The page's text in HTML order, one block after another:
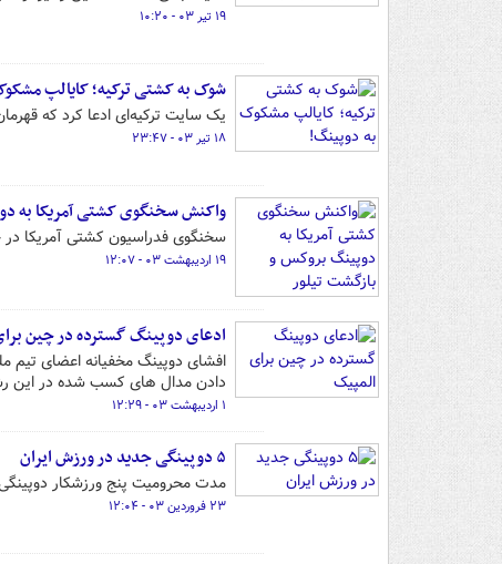
۱۹ تیر ۰۳ - ۱۰:۲۰
شوک به کشتی ترکیه؛ کایالپ
یک سایت ترکیه‌ای ادعا کرد که
۱۸ تیر ۰۳ - ۲۳:۴۷
واکنش سخنگوی کشتی آمریکا به
سخنگوی فدراسیون کشتی آمریکا در خصوص مثبت
۱۹ اردیبهشت ۰۳ - ۱۲:۰۷
ادعای دوپینگ گسترده در چین
دادن مدال های کسب شده در این
۱ اردیبهشت ۰۳ - ۱۲:۲۹
۵ دوپینگی جدید در ورزش ایران
مدت محرومیت پنج ورزشکار دوپینگی که در انتظار
۲۳ فروردین ۰۳ - ۱۲:۰۴